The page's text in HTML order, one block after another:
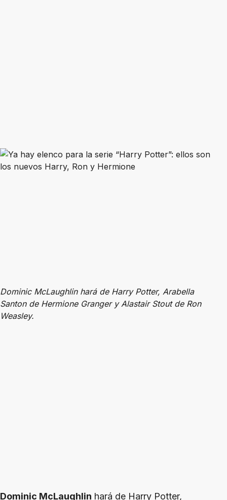
Dominic McLaughlin hará de Harry Potter, Arabella
Santon de Hermione Granger y Alastair Stout de Ron
Weasley.
Dominic McLaughlin hará de Harry Potter,